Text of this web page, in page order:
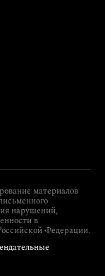
материалов
нарушений,
в
Федерации.